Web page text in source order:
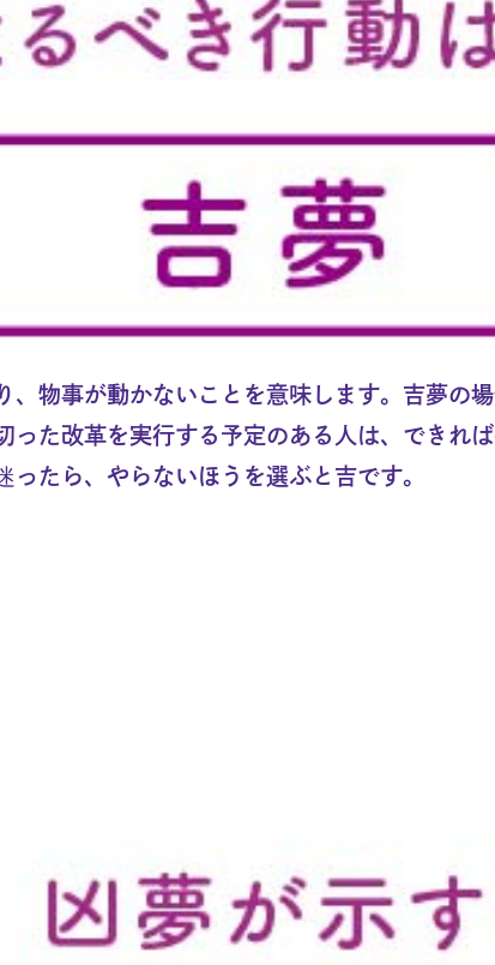
物事が動かないことを意味します。吉夢の
った改革を実行する予定のある人は、できれ
たら、やらないほうを選ぶと吉です。